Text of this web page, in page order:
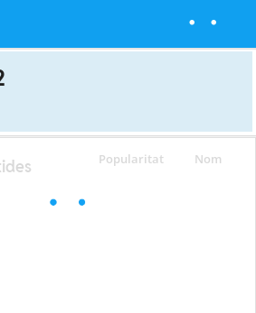
Popularitat Nom